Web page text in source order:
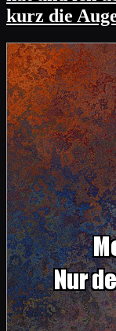
kurz die